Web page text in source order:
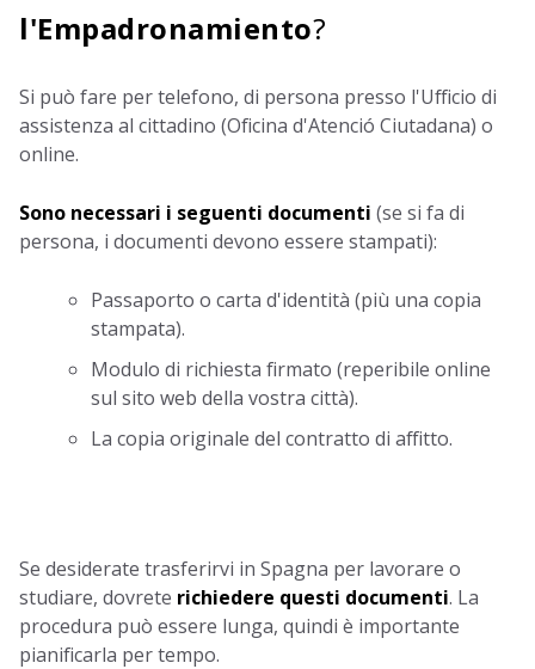
l'Empadronamiento?
Si può fare per telefono, di persona presso l'Ufficio di
assistenza al cittadino (Oficina d'Atenció Ciutadana) o
online.
Sono necessari i seguenti documenti (se si fa di
persona, i documenti devono essere stampati):
Passaporto o carta d'identità (più una copia
stampata).
Modulo di richiesta firmato (reperibile online
sul sito web della vostra città).
La copia originale del contratto di affitto.
Se desiderate trasferirvi in Spagna per lavorare o
studiare, dovrete richiedere questi documenti. La
procedura può essere lunga, quindi è importante
pianificarla per tempo.